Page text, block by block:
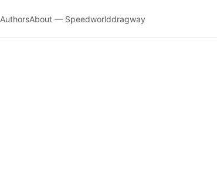
AuthorsAbout — Speedworlddragway